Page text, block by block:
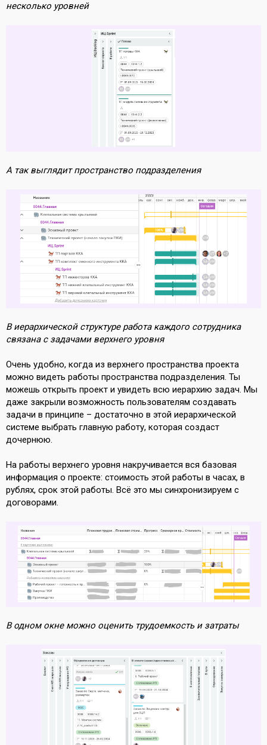
несколько уровней
А так выглядит пространство подразделения
В иерархической структуре работа каждого сотрудника
связана с задачами верхнего уровня
Очень удобно, когда из верхнего пространства проекта
можно видеть работы пространства подразделения. Ты
можешь открыть проект и увидеть всю иерархию задач. Мы
даже закрыли возможность пользователям создавать
задачи в принципе – достаточно в этой иерархической
системе выбрать главную работу, которая создаст
дочернюю.
На работы верхнего уровня накручивается вся базовая
информация о проекте: стоимость этой работы в часах, в
рублях, срок этой работы. Всё это мы синхронизируем с
договорами.
В одном окне можно оценить трудоемкость и затраты